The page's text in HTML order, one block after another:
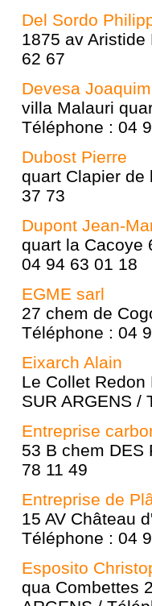
Del Sordo
1875 av Aristide
62 67
Devesa Joaquim
villa Malauri
Téléphone : 04
Dubost Pierre
quart Clapier de
37 73
Dupont Jean-
quart la Cacoye
04 94 63 01 18
EGME sarl
27 chem de
Téléphone : 04
Eixarch Alain
Le Collet Redon
SUR ARGENS /
Entreprise
53 B chem DES
78 11 49
Entreprise de
15 AV Château
Téléphone : 04
Esposito
qua Combettes